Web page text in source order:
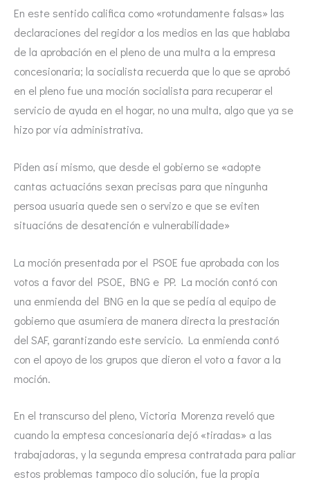
En este sentido califica como «rotundamente falsas» las
declaraciones del regidor a los medios en las que hablaba
de la aprobación en el pleno de una multa a la empresa
concesionaria; la socialista recuerda que lo que se aprobó
en el pleno fue una moción socialista para recuperar el
servicio de ayuda en el hogar, no una multa, algo que ya se
hizo por vía administrativa.
Piden así mismo, que desde el gobierno se «adopte
cantas actuacións sexan precisas para que ningunha
persoa usuaria quede sen o servizo e que se eviten
situacións de desatención e vulnerabilidade»
La moción presentada por el PSOE fue aprobada con los
votos a favor del PSOE, BNG e PP. La moción contó con
una enmienda del BNG en la que se pedía al equipo de
gobierno que asumiera de manera directa la prestación
del SAF, garantizando este servicio. La enmienda contó
con el apoyo de los grupos que dieron el voto a favor a la
moción.
En el transcurso del pleno, Victoria Morenza reveló que
cuando la emptesa concesionaria dejó «tiradas» a las
trabajadoras, y la segunda empresa contratada para paliar
estos problemas tampoco dio solución, fue la propia